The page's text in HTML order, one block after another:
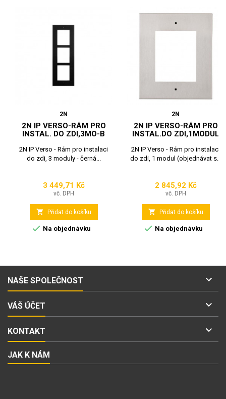
2N
2N IP VERSO-RÁM PRO
INSTAL. DO ZDI,3MO-B
2N IP Verso - Rám pro instalaci
do zdi, 3 moduly - černá...
Cena
3 449,71 Kč
vč. DPH
 Přidat do košíku
 Na objednávku
2N
2N IP VERSO-RÁM PRO
INSTAL.DO ZDI,1MODUL
2N IP Verso - Rám pro instalaci
do zdi, 1 modul (objednávat s...
Cena
2 845,92 Kč
vč. DPH
 Přidat do košíku
 Na objednávku
NAŠE SPOLEČNOST 
VÁŠ ÚČET 
KONTAKT 
JAK K NÁM